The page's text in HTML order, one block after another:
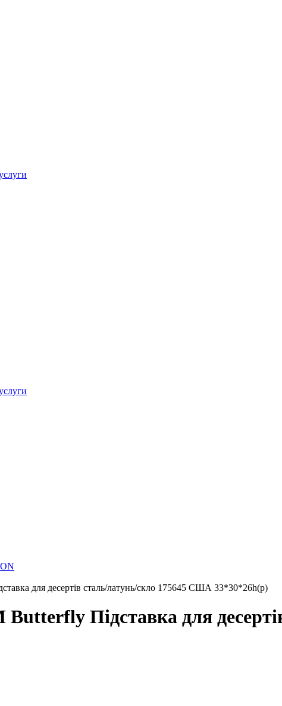
для десертів сталь/латунь/скло 175645 США 33*30*26h(р)
Підставка для